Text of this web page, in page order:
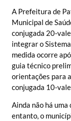
A Prefeitura de
Municipal de
conjugada 20-
integrar o
medida ocorre
guia técnico
orientações para
conjugada 10-
Ainda não há
entanto, o